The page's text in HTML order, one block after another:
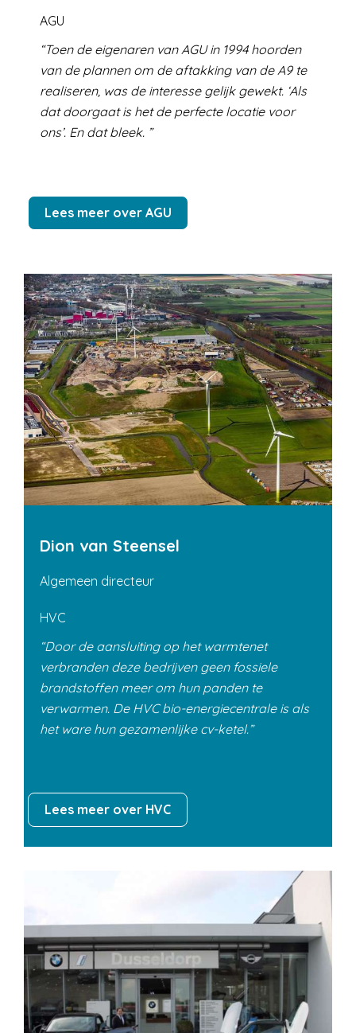
AGU
Toen de eigenaren van AGU in 1994 hoorden
van de plannen om de aftakking van de A9 te
realiseren, was de interesse gelijk gewekt. ‘Als
dat doorgaat is het de perfecte locatie voor
ons’. En dat bleek.
Lees meer over AGU
Dion van Steensel
Algemeen directeur
HVC
Door de aansluiting op het warmtenet
verbranden deze bedrijven geen fossiele
brandstoffen meer om hun panden te
verwarmen. De HVC bio-energiecentrale is als
het ware hun gezamenlijke cv-ketel.
Lees meer over HVC